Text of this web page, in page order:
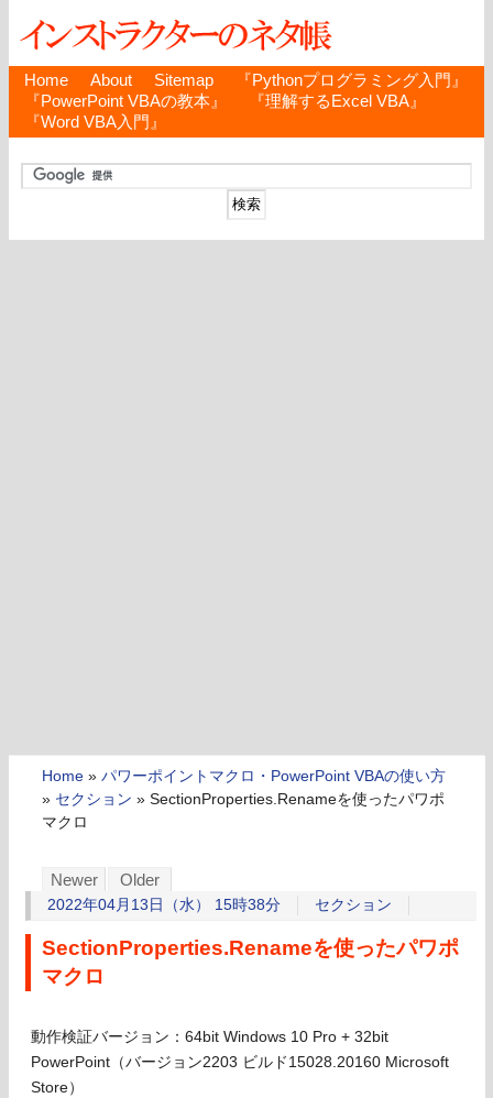
Home About Sitemap
『Pythonプログラミング入門』
『PowerPoint VBAの教本』
『理解するExcel VBA』
『Word VBA入門』
Home » パワーポイントマクロ・PowerPoint VBAの使い方
» セクション » SectionProperties.Renameを使ったパワポ
マクロ
Newer Older
2022年04月13日（水） 15時38分 セクション
SectionProperties.Renameを使ったパワポ
マクロ
動作検証バージョン：64bit Windows 10 Pro + 32bit
PowerPoint（バージョン2203 ビルド15028.20160 Microsoft
Store）